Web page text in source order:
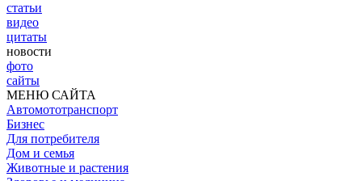
статьи
видео
цитаты
новости
фото
сайты
МЕНЮ САЙТА
Автомототранспорт
Бизнес
Для потребителя
Дом и семья
Животные и растения